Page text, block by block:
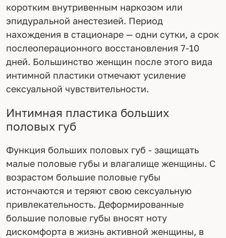
коротким внутривенным наркозом или
эпидуральной анестезией. Период
нахождения в стационаре — одни сутки, а срок
послеоперационного восстановления 7-10
дней. Большинство женщин после этого вида
интимной пластики отмечают усиление
сексуальной чувствительности.
Интимная пластика больших
половых губ
Функция больших половых губ - защищать
малые половые губы и влагалище женщины. С
возрастом большие половые губы
истончаются и теряют свою сексуальную
привлекательность. Деформированные
большие половые губы вносят ноту
дискомфорта в жизнь активной женщины, в